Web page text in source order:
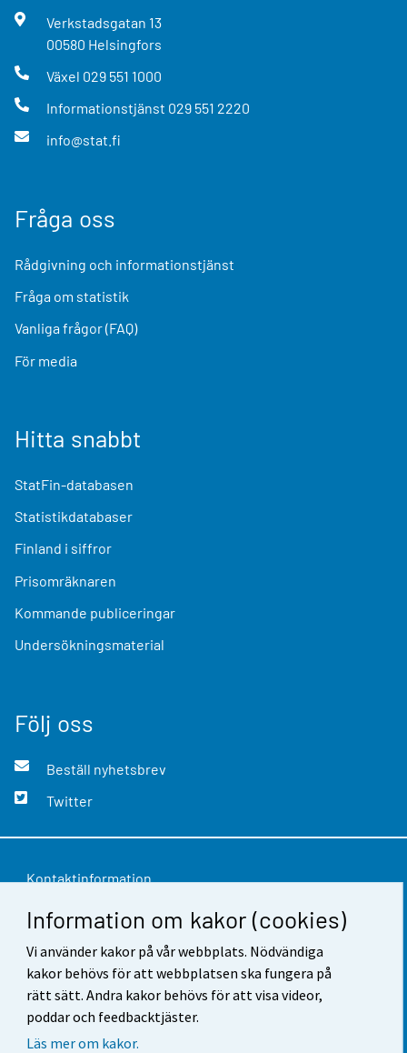
Information om kakor (cookies)
Vi använder kakor på vår webbplats. Nödvändiga
kakor behövs för att webbplatsen ska fungera på
rätt sätt. Andra kakor behövs för att visa videor,
poddar och feedbacktjäster.
Läs mer om kakor.
Verkstadsgatan 13
00580 Helsingfors
Växel 029 551 1000
Informationstjänst 029 551 2220
info@stat.fi
Fråga oss
Rådgivning och informationstjänst
Fråga om statistik
Vanliga frågor (FAQ)
För media
Hitta snabbt
StatFin-databasen
Statistikdatabaser
Finland i siffror
Prisomräknaren
Kommande publiceringar
Undersökningsmaterial
Följ oss
Beställ nyhetsbrev
Twitter
Kontaktinformation
Respons
Användarvillkor
Dataskydd
Tillgänglighet